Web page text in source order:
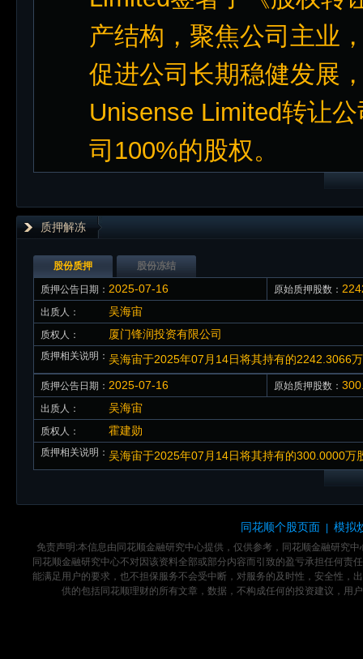
产结构，聚焦公司主业
促进公司长期稳健发展
Unisense Limited转让
司100%的股权。
质押解冻
股份质押 股份冻结
质押公告日期： 2025-07-16 原始质押股数：
出质人： 吴海宙
质权人： 厦门锋润投资有限公司
质押相关说明： 吴海宙于2025年07月14日将其持有的2242.3066
质押公告日期： 2025-07-16 原始质押股数：
出质人： 吴海宙
质权人： 霍建勋
质押相关说明： 吴海宙于2025年07月14日将其持有的300.0000万
同花顺个股页面 模拟
免责声明:本信息由同花顺金融研究中心提供，仅供参考，同花顺金融研究
同花顺金融研究中心不对因该资料全部或部分内容而引致的盈亏承担任何
能满足用户的要求，也不担保服务不会受中断，对服务的及时性，安全性，
供的包括同花顺理财的所有文章，数据，不构成任何的投资建议，用